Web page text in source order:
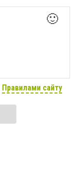
🙂
Правилами сайту